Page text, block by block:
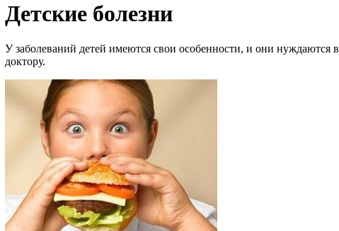
Детские болезни
У заболеваний детей имеются свои особенности, и они
доктору.